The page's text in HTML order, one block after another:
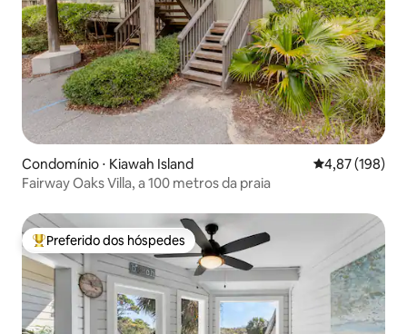
Condomínio ⋅ Kiawah Island 4,87 de uma
4,87 (198)
Fairway Oaks Villa, a 100 metros da praia
Entre os melhores preferidos dos hóspedes
Preferido dos hóspedes